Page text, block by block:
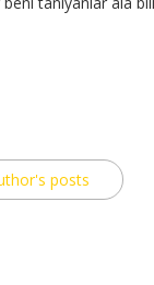
posts